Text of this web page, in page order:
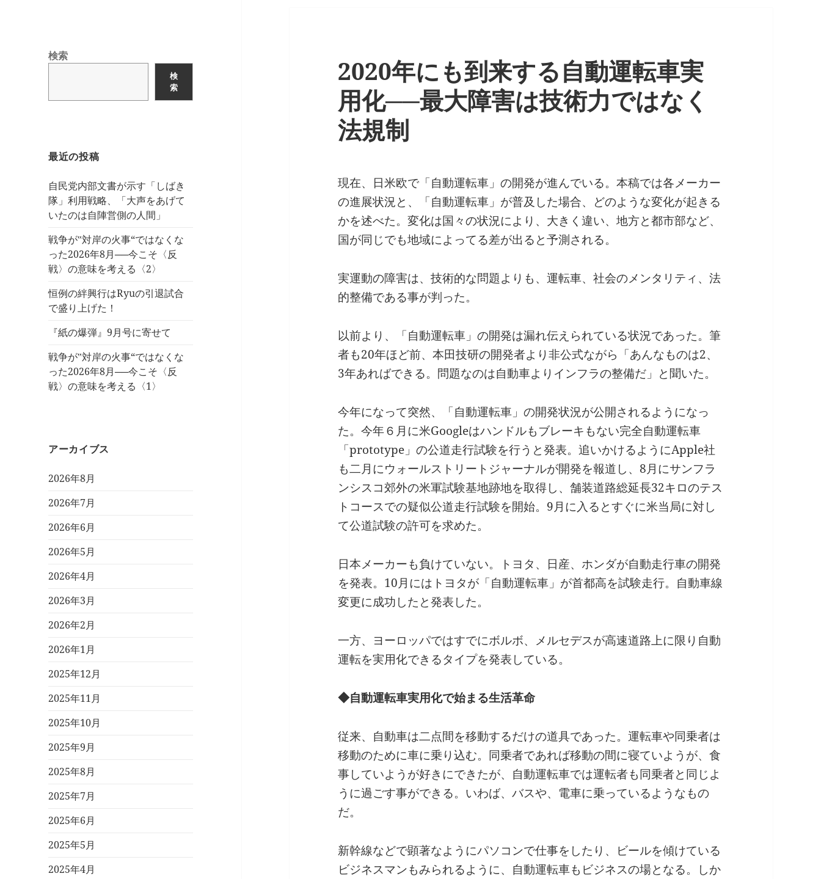
検索
検
索
最近の投稿
自民党内部文書が示す「しばき
隊」利用戦略、「大声をあげて
いたのは自陣営側の人間」
戦争が‟対岸の火事“ではなくな
った2026年8月──今こそ〈反
戦〉の意味を考える〈2〉
恒例の絆興行はRyuの引退試合
で盛り上げた！
『紙の爆弾』9月号に寄せて
戦争が‟対岸の火事“ではなくな
った2026年8月──今こそ〈反
戦〉の意味を考える〈1〉
アーカイブス
2026年8月
2026年7月
2026年6月
2026年5月
2026年4月
2026年3月
2026年2月
2026年1月
2025年12月
2025年11月
2025年10月
2025年9月
2025年8月
2025年7月
2025年6月
2025年5月
2025年4月
2020年にも到来する自動運転車実
用化──最大障害は技術力ではなく
法規制
現在、日米欧で「自動運転車」の開発が進んでいる。本稿では各メーカー
の進展状況と、「自動運転車」が普及した場合、どのような変化が起きる
かを述べた。変化は国々の状況により、大きく違い、地方と都市部など、
国が同じでも地域によってる差が出ると予測される。
実運動の障害は、技術的な問題よりも、運転車、社会のメンタリティ、法
的整備である事が判った。
以前より、「自動運転車」の開発は漏れ伝えられている状況であった。筆
者も20年ほど前、本田技研の開発者より非公式ながら「あんなものは2、
3年あればできる。問題なのは自動車よりインフラの整備だ」と聞いた。
今年になって突然、「自動運転車」の開発状況が公開されるようになっ
た。今年６月に米Googleはハンドルもブレーキもない完全自動運転車
「prototype」の公道走行試験を行うと発表。追いかけるようにApple社
も二月にウォールストリートジャーナルが開発を報道し、8月にサンフラ
ンシスコ郊外の米軍試験基地跡地を取得し、舗装道路総延長32キロのテス
トコースでの疑似公道走行試験を開始。9月に入るとすぐに米当局に対し
て公道試験の許可を求めた。
日本メーカーも負けていない。トヨタ、日産、ホンダが自動走行車の開発
を発表。10月にはトヨタが「自動運転車」が首都高を試験走行。自動車線
変更に成功したと発表した。
一方、ヨーロッパではすでにボルボ、メルセデスが高速道路上に限り自動
運転を実用化できるタイプを発表している。
◆自動運転車実用化で始まる生活革命
従来、自動車は二点間を移動するだけの道具であった。運転車や同乗者は
移動のために車に乗り込む。同乗者であれば移動の間に寝ていようが、食
事していようが好きにできたが、自動運転車では運転者も同乗者と同じよ
うに過ごす事ができる。いわば、バスや、電車に乗っているようなもの
だ。
新幹線などで顕著なようにパソコンで仕事をしたり、ビールを傾けている
ビジネスマンもみられるように、自動運転車もビジネスの場となる。しか